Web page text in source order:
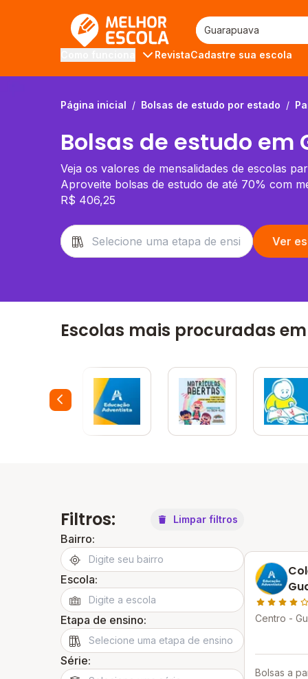
RevistaCadastre sua escola
Página inicial / Bolsas de estudo por estado /
Bolsas de estudo em
Veja os valores de mensalidades de escolas
Aproveite bolsas de estudo de até 70% com
R$ 406,25
Ver
Escolas mais procuradas
Filtros: Limpar filtros
Bairro:
Escola:
Etapa de ensino:
Série:
Centro -
Bolsas a